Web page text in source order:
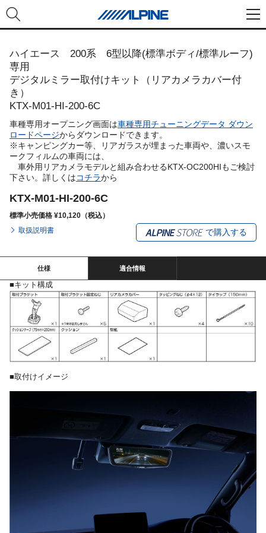
ハイエース 200系 6型以降(標準ボディ/標準ルーフ)
専用
デジタルミラー取付けキット（リアカメラカバー付
き）
KTX-M01-HI-200-6C
車種専用オープニング画面は車種専用チューニングデータ ダウン
ロードページからダウンロードできます。
※キャンピングカー等、リアガラスが埋まった車両や、濃いスモ
ークフィルムの車両には、
車外用リアカメラモデルと組み合わせるKTX-OC200HIもご検討
下さい。詳しくはコチラから
KTX-M01-HI-200-6C
標準小売価格 ¥10,120（税込）
取扱説明書
で購入する
仕様 適合情報
■キット構成
■取付けイメージ